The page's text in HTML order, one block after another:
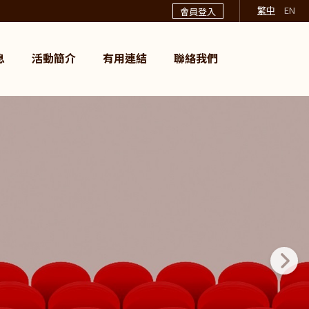
會員登入 繁中 EN
活動簡介 有用連結 聯絡我們